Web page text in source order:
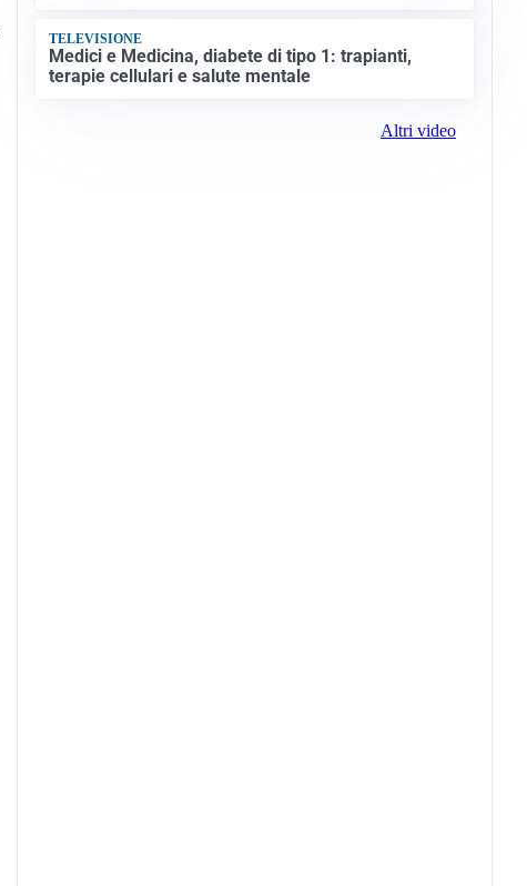
TELEVISIONE
Medici e Medicina, diabete di tipo 1: trapianti,
terapie cellulari e salute mentale
Altri video